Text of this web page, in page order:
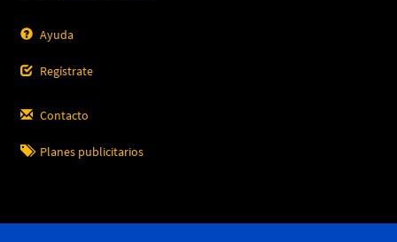
Ayuda
Regístrate
Contacto
Planes publicitarios